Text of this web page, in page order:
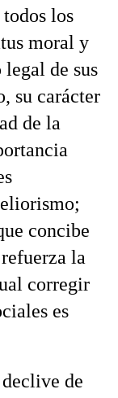
los
moral y
de sus
su carácter
de la
concibe
la
corregir
es
de